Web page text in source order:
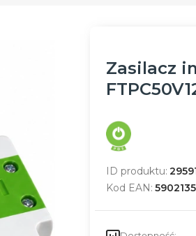
Zasilacz
ID produktu:
Kod EAN: